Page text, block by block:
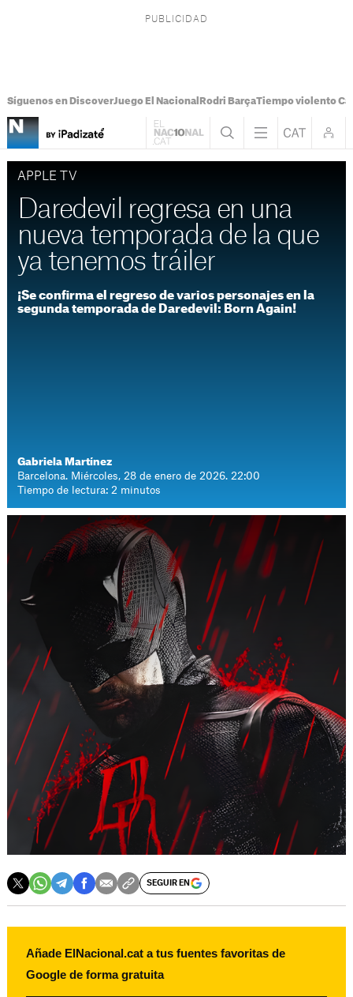
Síguenos en DiscoverJuego El Nacional Rodri BarçaTiempo violento
APPLE TV
Daredevil regresa en una
nueva temporada de la que
ya tenemos tráiler
¡Se confirma el regreso de varios personajes en la
segunda temporada de Daredevil: Born Again!
Gabriela Martínez
Barcelona. Miércoles, 28 de enero de 2026. 22:00
Tiempo de lectura: 2 minutos
SEGUIR EN
Añade ElNacional.cat a tus fuentes favoritas de
Google de forma gratuita